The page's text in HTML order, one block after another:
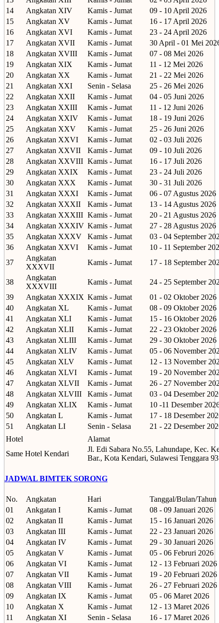
14
Angkatan XIV Kamis - Jumat
09 - 10 April 2026
15
Angkatan XV Kamis - Jumat
16 - 17 April 2026
16
Angkatan XVI Kamis - Jumat
23 - 24 April 2026
17
Angkatan XVII Kamis - Jumat
30 April - 01 Mei
18
Angkatan XVIII Kamis - Jumat
07 - 08 Mei 2026
19
Angkatan XIX Kamis - Jumat
11 - 12 Mei 2026
20
Angkatan XX Kamis - Jumat
21 - 22 Mei 2026
21
Angkatan XXI Senin - Selasa
25 - 26 Mei 2026
22
Angkatan XXII Kamis - Jumat
04 - 05 Juni 2026
23
Angkatan XXIII Kamis - Jumat
11 - 12 Juni 2026
24
Angkatan XXIV Kamis - Jumat
18 - 19 Juni 2026
25
Angkatan XXV Kamis - Jumat
25 - 26 Juni 2026
26
Angkatan XXVI Kamis - Jumat
02 - 03 Juli 2026
27
Angkatan XXVII Kamis - Jumat
09 - 10 Juli 2026
28
Angkatan XXVIII Kamis - Jumat
16 - 17 Juli 2026
29
Angkatan XXIX Kamis - Jumat
23 - 24 Juli 2026
30
Angkatan XXX Kamis - Jumat
30 - 31 Juli 2026
31
Angkatan XXXI Kamis - Jumat
06 - 07 Agustus 2026
32
Angkatan XXXII Kamis - Jumat
13 - 14 Agustus 2026
33
Angkatan XXXIII Kamis - Jumat
20 - 21 Agustus 2026
34
Angkatan XXXIV Kamis - Jumat
27 - 28 Agustus 2026
35
Angkatan XXXV Kamis - Jumat
03 - 04 September
36
Angkatan XXVI Kamis - Jumat
10 - 11 September
37
Angkatan
XXXVII
Kamis - Jumat 17 - 18 September
38
Angkatan
XXXVIII
Kamis - Jumat
24 - 25 September
39
Angkatan XXXIX Kamis - Jumat
01 - 02 Oktober 2026
40
Angkatan XL Kamis - Jumat
08 - 09 Oktober 2026
41
Angkatan XLI Kamis - Jumat
15 - 16 Oktober 2026
42
Angkatan XLII Kamis - Jumat
22 - 23 Oktober 2026
43
Angkatan XLIII Kamis - Jumat
29 - 30 Oktober 2026
44
Angkatan XLIV Kamis - Jumat
05 - 06 November
45
Angkatan XLV Kamis - Jumat
12 - 13 November
46
Angkatan XLVI Kamis - Jumat
19 - 20 November
47
Angkatan XLVII Kamis - Jumat
26 - 27 November
48
Angkatan XLVIII Kamis - Jumat
03 - 04 Desember
49
Angkatan XLIX Kamis - Jumat
10 -11 Desember
50
Angkatan L Kamis - Jumat
17 - 18 Desember
51
Angkatan LI Senin - Selasa
21 - 22 Desember
Hotel
Alamat
Same Hotel Kendari
Jl. Edi Sabara No.55, Lahundape, Kec.
Bar., Kota Kendari, Sulawesi Tenggara
JADWAL BIMTEK SORONG
No. Angkatan Hari
Tanggal/Bulan/Tahun
01
Ankgatan I Kamis - Jumat
08 - 09 Januari 2026
02
Angkatan II Kamis - Jumat
15 - 16 Januari 2026
03
Angkatan III Kamis - Jumat
22 - 23 Januari 2026
04
Angkatan IV Kamis - Jumat
29 - 30 Januari 2026
05
Angkatan V Kamis - Jumat
05 - 06 Februri 2026
06
Angkatan VI Kamis - Jumat
12 - 13 Februari 2026
07
Angkatan VII Kamis - Jumat
19 - 20 Februari 2026
08
Angkatan VIII Kamis - Jumat
26 - 27 Februari 2026
09
Angkatan IX Kamis - Jumat
05 - 06 Maret 2026
10
Angkatan X Kamis - Jumat
12 - 13 Maret 2026
11
Angkatan XI Senin - Selasa
16 - 17 Maret 2026